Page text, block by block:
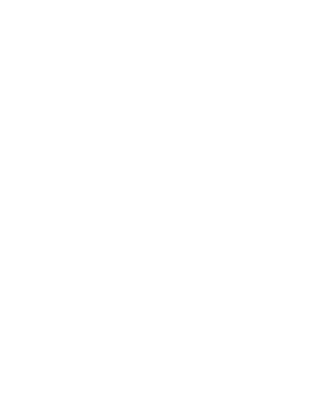
는 자산은 갱신할 수 없습니다.
태 기간 전에 수정, 갱신 또는 취소
랜잭션에는 파생 가격 책정 제품
기록된 트랜잭션에 DPP 자산을 추
할 수 없습니다.
(초축).
향후 날짜가 기록된 수정 사항 변경
정된 제품으로 향후 날짜가 기록된
. 그러나 수정 사항은 모든 규칙을 준